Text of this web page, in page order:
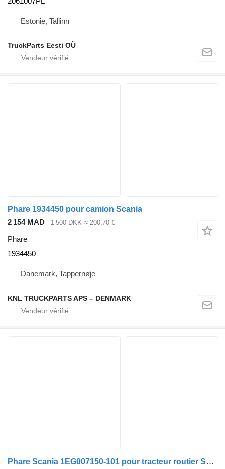
Estonie, Tallinn
TruckParts Eesti OÜ
Phare 1934450 pour camion Scania
2 154 MAD
1 500 DKK ≈ 200,70 €
Phare
1934450
Danemark, Tappernøje
KNL TRUCKPARTS APS – DENMARK
Phare Scania 1EG007150-101 pour tracteur routier Scania P,G,R,T-series (2004-2017)